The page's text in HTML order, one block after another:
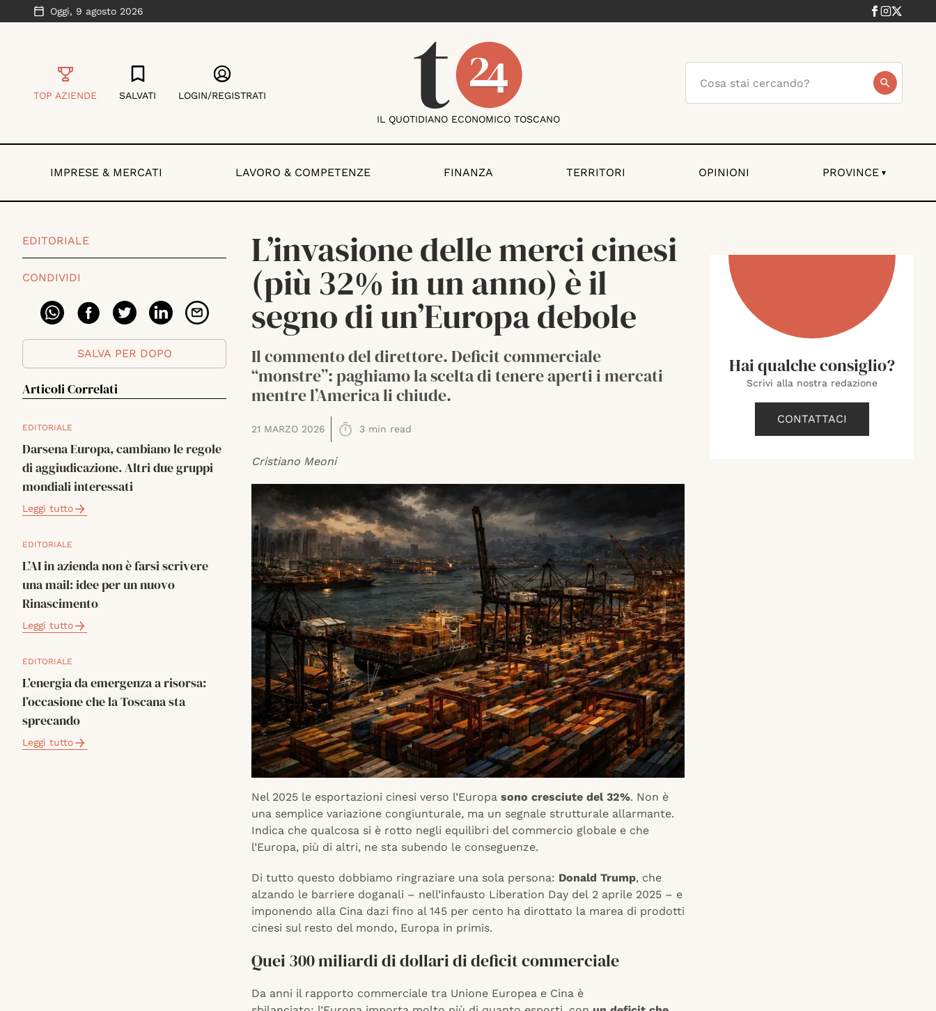
Oggi, 9 agosto 2026
TOP AZIENDE SALVATI LOGIN/REGISTRATI
IL QUOTIDIANO ECONOMICO TOSCANO
IMPRESE & MERCATI LAVORO & COMPETENZE FINANZA TERRITORI OPINIONI PROVINCE ▾
EDITORIALE
CONDIVIDI
SALVA PER DOPO
Articoli Correlati
EDITORIALE
Darsena Europa, cambiano le regole
di aggiudicazione. Altri due gruppi
mondiali interessati
Leggi tutto
EDITORIALE
L’AI in azienda non è farsi scrivere
una mail: idee per un nuovo
Rinascimento
Leggi tutto
EDITORIALE
L’energia da emergenza a risorsa:
l’occasione che la Toscana sta
sprecando
Leggi tutto
L’invasione delle merci cinesi
(più 32% in un anno) è il
segno di un’Europa debole
Il commento del direttore. Deficit commerciale
“monstre”: paghiamo la scelta di tenere aperti i mercati
mentre l’America li chiude.
21 MARZO 2026 3 min read
Cristiano Meoni
Nel 2025 le esportazioni cinesi verso l’Europa sono cresciute del 32%. Non è
una semplice variazione congiunturale, ma un segnale strutturale allarmante.
Indica che qualcosa si è rotto negli equilibri del commercio globale e che
l’Europa, più di altri, ne sta subendo le conseguenze.
Di tutto questo dobbiamo ringraziare una sola persona: Donald Trump, che
alzando le barriere doganali – nell’infausto Liberation Day del 2 aprile 2025 – e
imponendo alla Cina dazi fino al 145 per cento ha dirottato la marea di prodotti
cinesi sul resto del mondo, Europa in primis.
Quei 300 miliardi di dollari di deficit commerciale
Da anni il rapporto commerciale tra Unione Europea e Cina è
Hai qualche consiglio?
Scrivi alla nostra redazione
CONTATTACI